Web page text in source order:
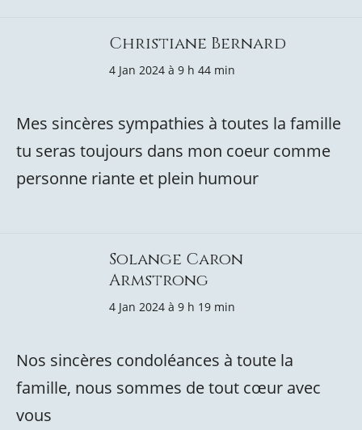
Christiane Bernard
4 Jan 2024 à 9 h 44 min
Mes sincères sympathies à toutes la famille
tu seras toujours dans mon coeur comme
personne riante et plein humour
Solange Caron
Armstrong
4 Jan 2024 à 9 h 19 min
Nos sincères condoléances à toute la
famille, nous sommes de tout cœur avec
vous